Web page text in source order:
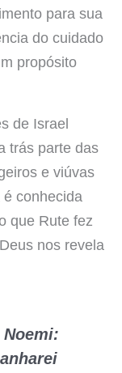
para sua
do cuidado
propósito
de Israel
trás parte das
e viúvas
conhecida
que Rute fez
nos revela
Noemi: